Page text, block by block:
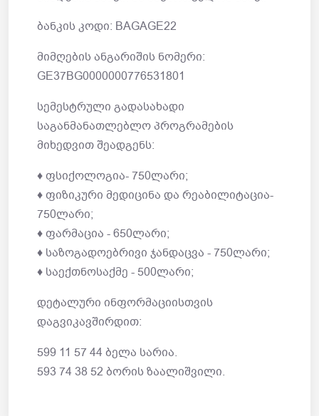
ბანკის კოდი: BAGAGE22
მიმღების ანგარიშის ნომერი:
GE37BG0000000776531801
სემესტრული გადასახადი
საგანმანათლებლო პროგრამების
მიხედვით შეადგენს:
♦ ფსიქოლოგია- 750ლარი;
♦ ფიზიკური მედიცინა და რეაბილიტაცია-
750ლარი;
♦ ფარმაცია - 650ლარი;
♦ საზოგადოებრივი ჯანდაცვა - 750ლარი;
♦ საექთნოსაქმე - 500ლარი;
დეტალური ინფორმაციისთვის
დაგვიკავშირდით:
599 11 57 44 ბელა სარია.
593 74 38 52 ბორის ზაალიშვილი.